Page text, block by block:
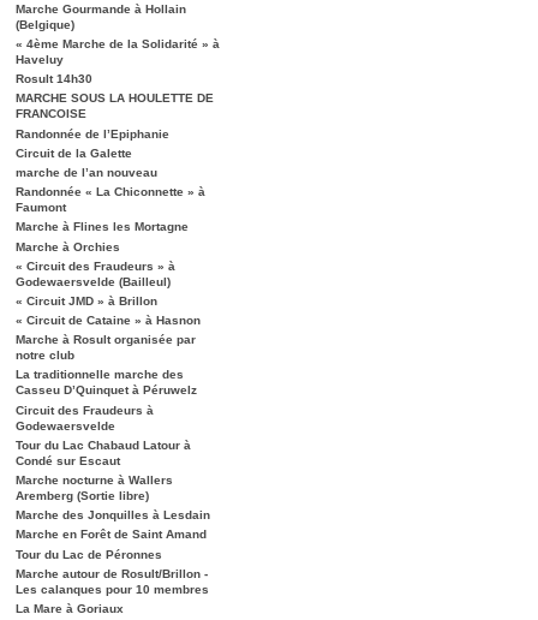
Marche Gourmande à Hollain
(Belgique)
« 4ème Marche de la Solidarité » à
Haveluy
Rosult 14h30
MARCHE SOUS LA HOULETTE DE
FRANCOISE
Randonnée de l’Epiphanie
Circuit de la Galette
marche de l’an nouveau
Randonnée « La Chiconnette » à
Faumont
Marche à Flines les Mortagne
Marche à Orchies
« Circuit des Fraudeurs » à
Godewaersvelde (Bailleul)
« Circuit JMD » à Brillon
« Circuit de Cataine » à Hasnon
Marche à Rosult organisée par
notre club
La traditionnelle marche des
Casseu D’Quinquet à Péruwelz
Circuit des Fraudeurs à
Godewaersvelde
Tour du Lac Chabaud Latour à
Condé sur Escaut
Marche nocturne à Wallers
Aremberg (Sortie libre)
Marche des Jonquilles à Lesdain
Marche en Forêt de Saint Amand
Tour du Lac de Péronnes
Marche autour de Rosult/Brillon -
Les calanques pour 10 membres
La Mare à Goriaux